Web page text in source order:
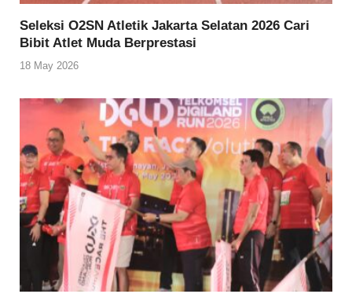
Seleksi O2SN Atletik Jakarta Selatan 2026 Cari
Bibit Atlet Muda Berprestasi
18 May 2026